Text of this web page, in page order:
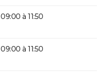
09:00 à 11:50
09:00 à 11:50